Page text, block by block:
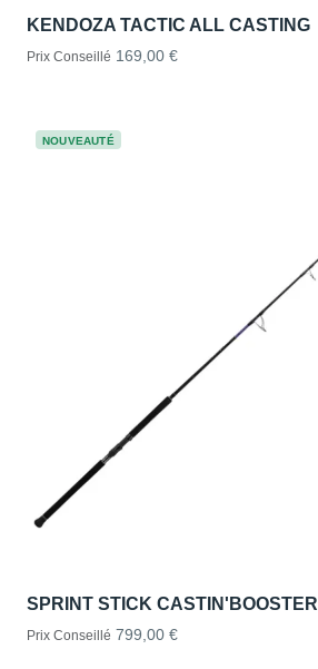
KENDOZA TACTIC ALL CASTING
Prix Conseillé 169,00 €
NOUVEAUTÉ
SPRINT STICK CASTIN'BOOSTER
Prix Conseillé 799,00 €